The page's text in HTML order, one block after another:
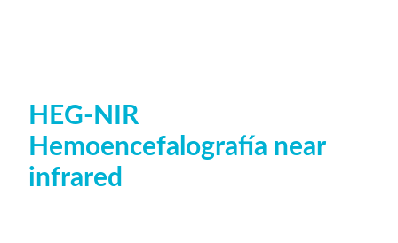
HEG-NIR
Hemoencefalografía near
infrared